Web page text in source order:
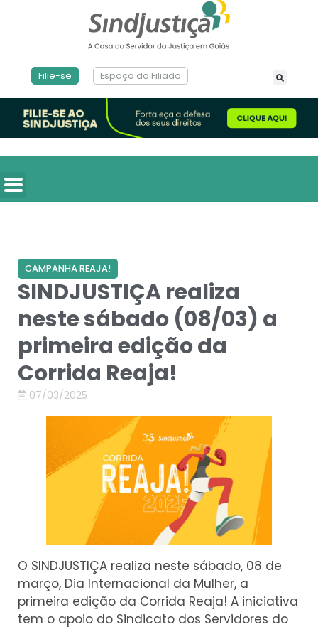
Filie-se Espaço do Filiado
CAMPANHA REAJA!
SINDJUSTIÇA realiza
neste sábado (08/03) a
primeira edição da
Corrida Reaja!
07/03/2025
O SINDJUSTIÇA realiza neste sábado, 08 de
março, Dia Internacional da Mulher, a
primeira edição da Corrida Reaja! A iniciativa
tem o apoio do Sindicato dos Servidores do